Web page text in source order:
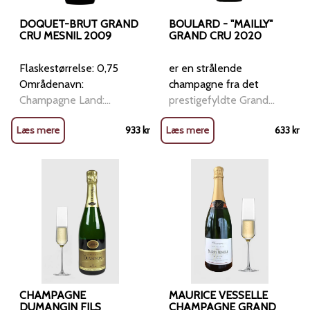
DOQUET-BRUT GRAND
CRU MESNIL 2009
Flaskestørrelse: 0,75
Områdenavn:
Champagne Land:
Frankrig Vintype: Bobler
Anbefales til: Aperitif,
skaldyr, østers, rejer,
stenbiderrogn, milde
oste Druer: 100%
Chardonnay Økologisk: Ja
Vinhus: Pascal Doquet
Denne vintage champa
Læs mere 933kr
BOULARD - "MAILLY"
GRAND CRU 2020
er en strålende
champagne fra det
prestigefyldte Grand
Cru-område i Mailly-
Champagne. Denne
årgangschampagne byder
på forførende aromaer af
friske grønne æbler,
saftige pærer og delikate
citrusnoter, balanceret
med subtil
Læs mere 633kr
CHAMPAGNE
DUMANGIN FILS
MAURICE VESSELLE
CHAMPAGNE GRAND